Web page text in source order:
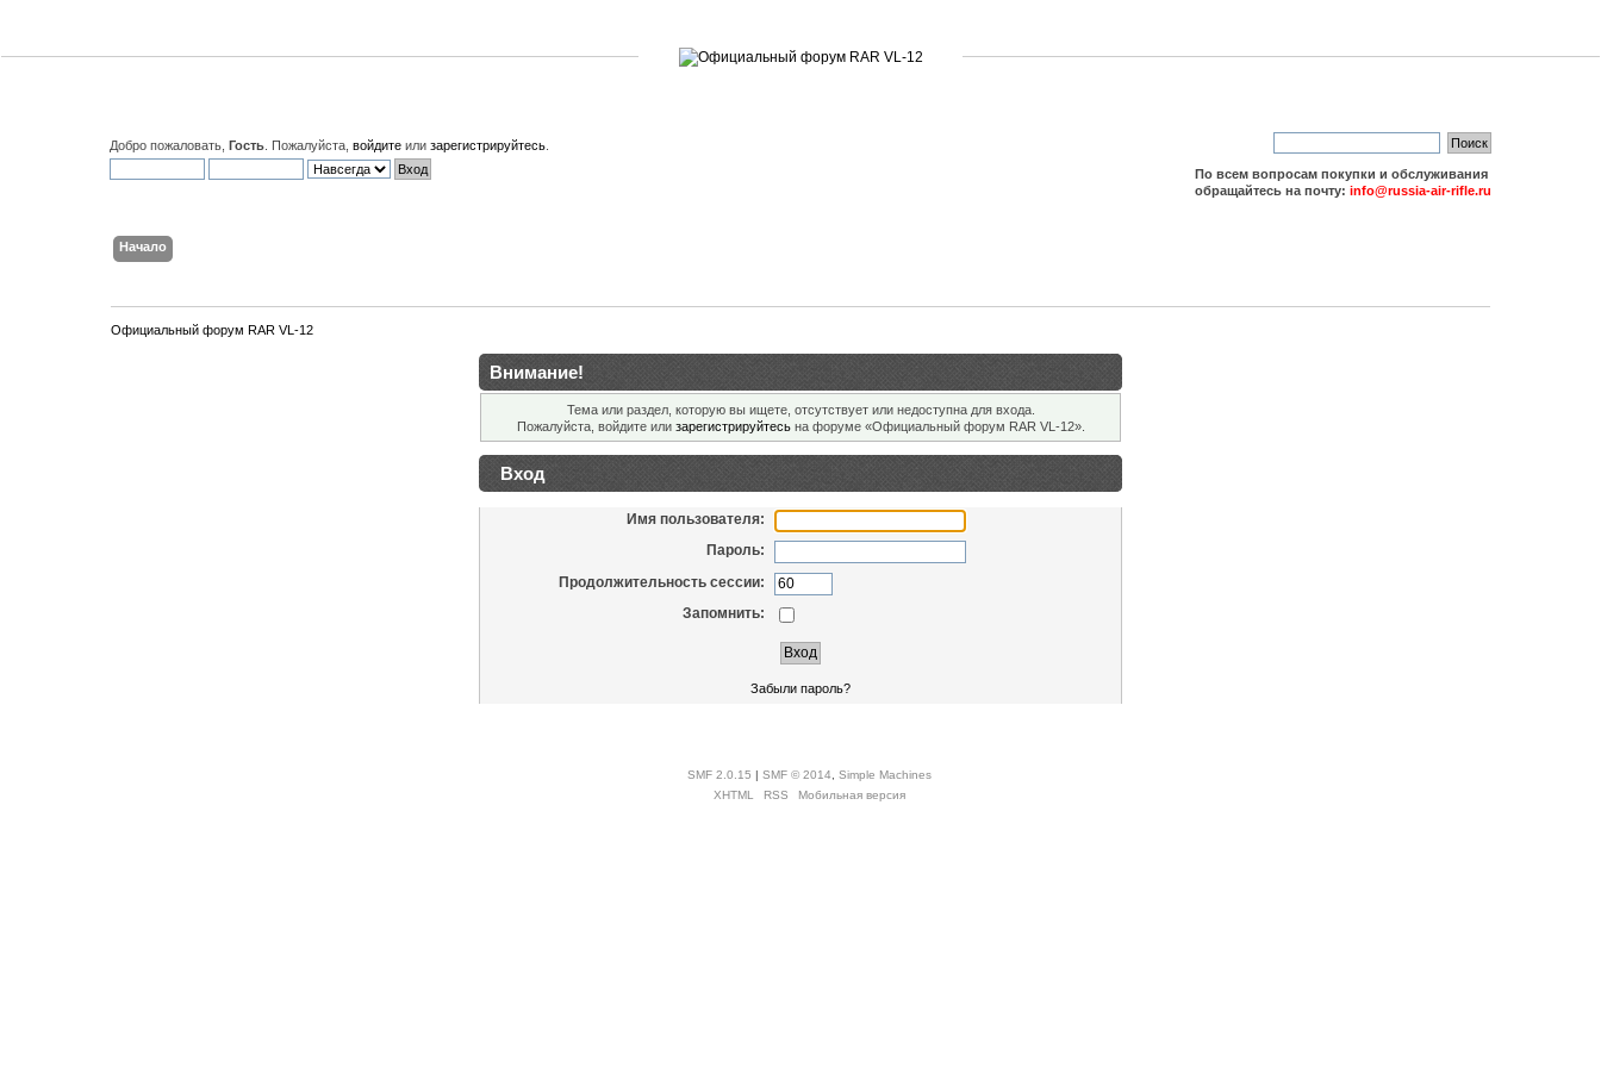
Добро пожаловать,Гость . Пожалуйста,войдите илизарегистрируйтесь
По всем вопросам покупки и обслуживания
обращайтесь на почту: info@russia-air-rifle.ru
Начало
Официальный форум RAR VL-12
Внимание!
Тема или раздел, которую вы ищете, отсутствует или недоступна для входа.
Пожалуйста, войдите или зарегистрируйтесьна форуме «Официальный форум RAR VL-12».
Вход
Имя пользователя:
Пароль:
Продолжительность сессии:
Запомнить:
Забыли пароль?
SMF 2.0.15 | SMF © 2014, Simple Machines
XHTML
RSS Мобильная версия